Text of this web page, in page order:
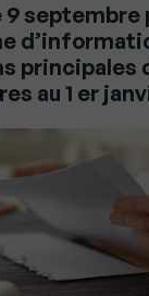
9
principales
au 1 er